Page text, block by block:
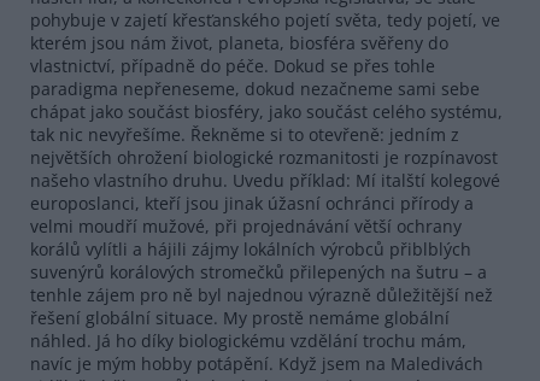
pohybuje v zajetí křesťanského pojetí světa, tedy pojetí, ve
kterém jsou nám život, planeta, biosféra svěřeny do
vlastnictví, případně do péče. Dokud se přes tohle
paradigma nepřeneseme, dokud nezačneme sami sebe
chápat jako součást biosféry, jako součást celého systému,
tak nic nevyřešíme. Řekněme si to otevřeně: jedním z
největších ohrožení biologické rozmanitosti je rozpínavost
našeho vlastního druhu. Uvedu příklad: Mí italští kolegové
europoslanci, kteří jsou jinak úžasní ochránci přírody a
velmi moudří mužové, při projednávání větší ochrany
korálů vylítli a hájili zájmy lokálních výrobců přiblblých
suvenýrů korálových stromečků přilepených na šutru – a
tenhle zájem pro ně byl najednou výrazně důležitější než
řešení globální situace. My prostě nemáme globální
náhled. Já ho díky biologickému vzdělání trochu mám,
navíc je mým hobby potápění. Když jsem na Maledivách